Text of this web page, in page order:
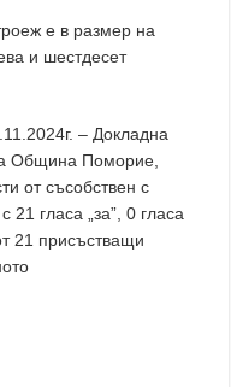
е в размер на
и шестдесет
– Докладна
Община Поморие,
от съсобствен с
гласа „за”, 0 гласа
21 присъстващи